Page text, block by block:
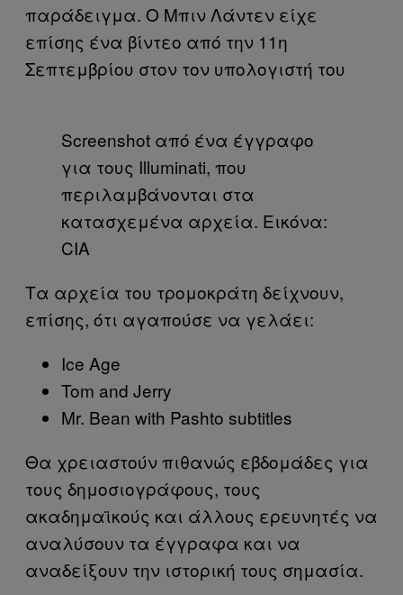
παράδειγμα. Ο Μπιν Λάντεν είχε
επίσης ένα βίντεο από την 11η
Σεπτεμβρίου στον τον υπολογιστή του
Screenshot από ένα έγγραφο
για τους Illuminati, που
περιλαμβάνονται στα
κατασχεμένα αρχεία. Εικόνα:
CIA
Τα αρχεία του τρομοκράτη δείχνουν,
επίσης, ότι αγαπούσε να γελάει:
Ice Age
Tom and Jerry
Mr. Bean with Pashto subtitles
Θα χρειαστούν πιθανώς εβδομάδες για
τους δημοσιογράφους, τους
ακαδημαϊκούς και άλλους ερευνητές να
αναλύσουν τα έγγραφα και να
αναδείξουν την ιστορική τους σημασία.